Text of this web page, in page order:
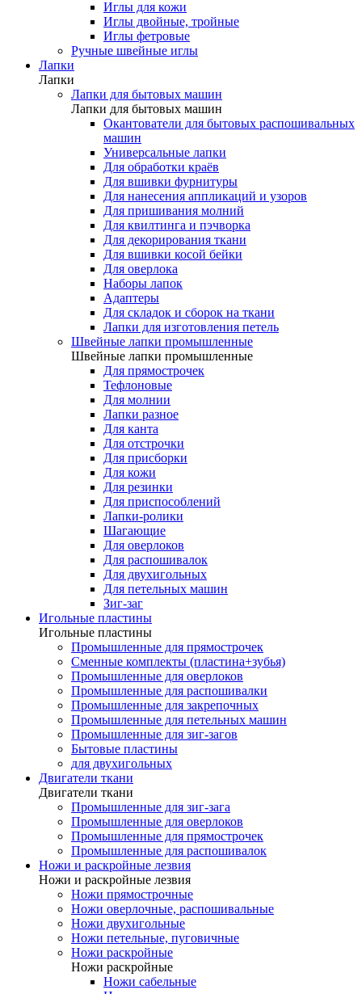
Иглы для кожи
Иглы двойные, тройные
Иглы фетровые
Ручные швейные иглы
Лапки
Лапки
Лапки для бытовых машин
Лапки для бытовых машин
Окантователи для бытовых распошивальных
машин
Универсальные лапки
Для обработки краёв
Для вшивки фурнитуры
Для нанесения аппликаций и узоров
Для пришивания молний
Для квилтинга и пэчворка
Для декорирования ткани
Для вшивки косой бейки
Для оверлока
Наборы лапок
Адаптеры
Для складок и сборок на ткани
Лапки для изготовления петель
Швейные лапки промышленные
Швейные лапки промышленные
Для прямострочек
Тефлоновые
Для молнии
Лапки разное
Для канта
Для отстрочки
Для присборки
Для кожи
Для резинки
Для приспособлений
Лапки-ролики
Шагающие
Для оверлоков
Для распошивалок
Для двухигольных
Для петельных машин
Зиг-заг
Игольные пластины
Игольные пластины
Промышленные для прямострочек
Сменные комплекты (пластина+зубья)
Промышленные для оверлоков
Промышленные для распошивалки
Промышленные для закрепочных
Промышленные для петельных машин
Промышленные для зиг-загов
Бытовые пластины
для двухигольных
Двигатели ткани
Двигатели ткани
Промышленные для зиг-зага
Промышленные для оверлоков
Промышленные для прямострочек
Промышленные для распошивалок
Ножи и раскройные лезвия
Ножи и раскройные лезвия
Ножи прямострочные
Ножи оверлочные, распошивальные
Ножи двухигольные
Ножи петельные, пуговичные
Ножи раскройные
Ножи раскройные
Ножи сабельные